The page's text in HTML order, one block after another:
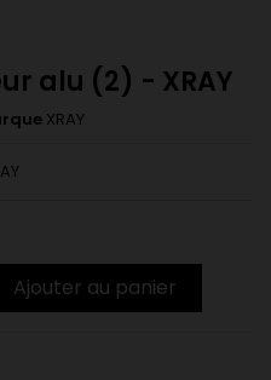
alu (2) - XRAY
XRAY
Ajouter au panier